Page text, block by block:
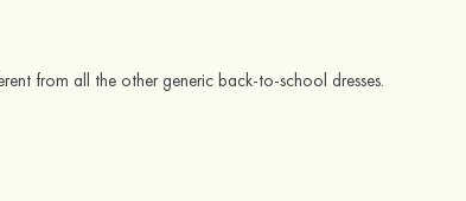
from all the other generic back-to-school dresses.